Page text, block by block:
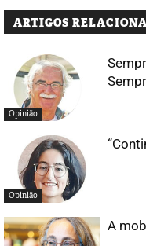
ARTIGOS
Opinião
Opinião
A